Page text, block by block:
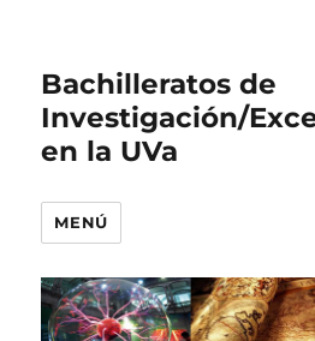
Bachilleratos de
Investigación/
en la UVa
MENÚ